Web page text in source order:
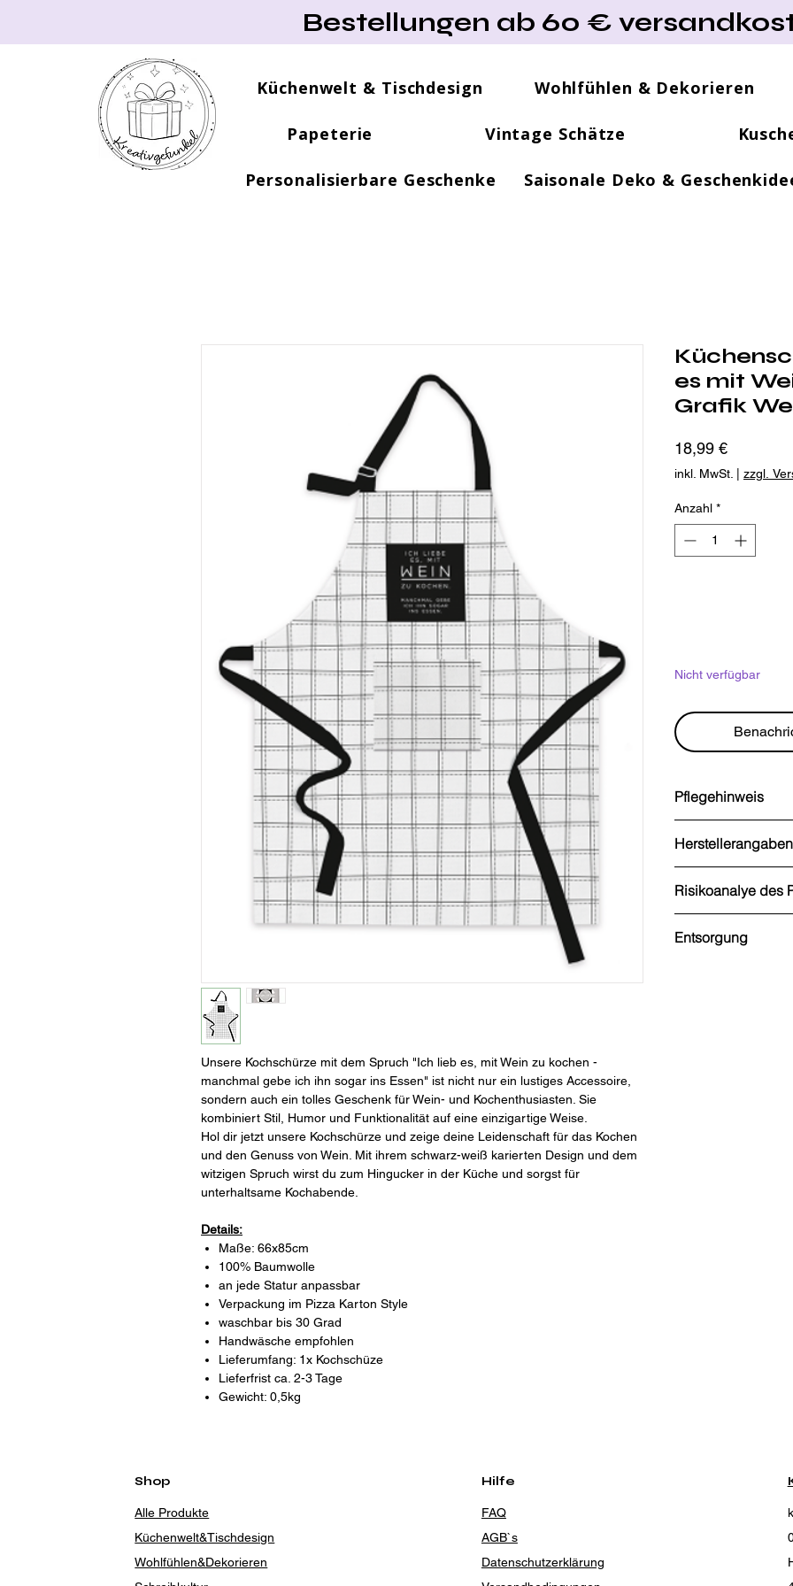
Bestellungen ab 60 €
Küchenwelt & Tischdesign Wohlfühlen & Dekorieren
Papeterie Vintage Schätze
Personalisierbare Geschenke Saisonale Deko &
Unsere Kochschürze mit dem Spruch "Ich lieb es, mit Wein zu kochen -
manchmal gebe ich ihn sogar ins Essen" ist nicht nur ein lustiges Accessoire,
sondern auch ein tolles Geschenk für Wein- und Kochenthusiasten. Sie
kombiniert Stil, Humor und Funktionalität auf eine einzigartige Weise.
Hol dir jetzt unsere Kochschürze und zeige deine Leidenschaft für das Kochen
und den Genuss von Wein. Mit ihrem schwarz-weiß karierten Design und dem
witzigen Spruch wirst du zum Hingucker in der Küche und sorgst für
unterhaltsame Kochabende.
Details:
Maße: 66x85cm
100% Baumwolle
an jede Statur anpassbar
Verpackung im Pizza Karton Style
waschbar bis 30 Grad
Handwäsche empfohlen
Lieferumfang: 1x Kochschüze
Lieferfrist ca. 2-3 Tage
Gewicht: 0,5kg
es mit
Grafik
18,99 €Preis
inkl. MwSt. zzgl.
Anzahl *
Nicht verfügbar
Pflegehinweis
waschbar bis 30 Grad
Herstellerangaben
Stadtring Nordhorn
D-33334 Gütersloh
Tel.: 05241-2116759
E-Mail:
Risikoanalye des
Von Kindern
Entsorgung
Shop
Alle Produkte
Küchenwelt&Tischdesign
Wohlfühlen&Dekorieren
Hilfe
FAQ
AGB`s
Datenschutzerklärung